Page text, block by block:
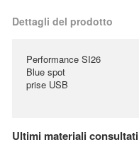
Dettagli del prodotto
Performance SI26
Blue spot
prise USB
Ultimi materiali consultati